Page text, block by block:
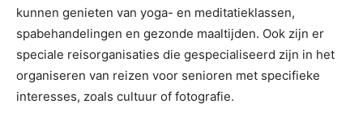
kunnen genieten van yoga- en meditatieklassen,
spabehandelingen en gezonde maaltijden. Ook zijn er
speciale reisorganisaties die gespecialiseerd zijn in het
organiseren van reizen voor senioren met specifieke
interesses, zoals cultuur of fotografie.